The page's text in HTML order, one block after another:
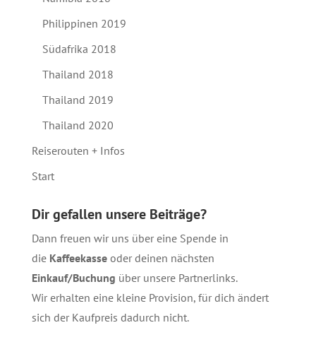
Philippinen 2019
Südafrika 2018
Thailand 2018
Thailand 2019
Thailand 2020
Reiserouten + Infos
Start
Dir gefallen unsere Beiträge?
Dann freuen wir uns über eine Spende in
die Kaffeekasseoder deinen nächsten
Einkauf/Buchung über unsere Partnerlinks.
Wir erhalten eine kleine Provision, für dich ändert
sich der Kaufpreis dadurch nicht.